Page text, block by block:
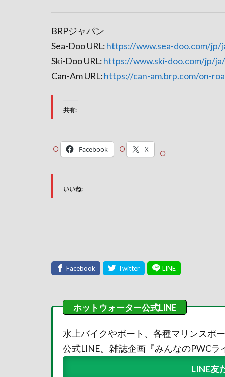
BRPジャパン
Sea-Doo URL:https://www.sea-doo.com/jp/
Ski-Doo URL:https://www.ski-doo.com/jp/ja/
Can-Am URL:https://can-am.brp.com/on-
共有:
Facebook X
いいね:
水上バイクやボート、各種マリンスポ
公式LINE。雑誌企画『みんなのPWC
LINE友